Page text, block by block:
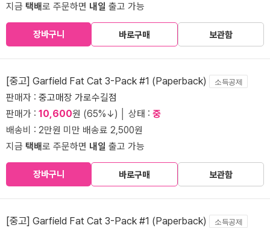
지금 택배로 주문하면 내일 출고 가능
장바구니 바로구매 보관함
[중고] Garfield Fat Cat 3-Pack #1 (Paperback) 소득공제
판매자 : 중고매장 가로수길점
판매가 : 10,600원 (65%↓) │ 상태 : 중
배송비 : 2만원 미만 배송료 2,500원
지금 택배로 주문하면 내일 출고 가능
장바구니 바로구매 보관함
[중고] Garfield Fat Cat 3-Pack #1 (Paperback) 소득공제